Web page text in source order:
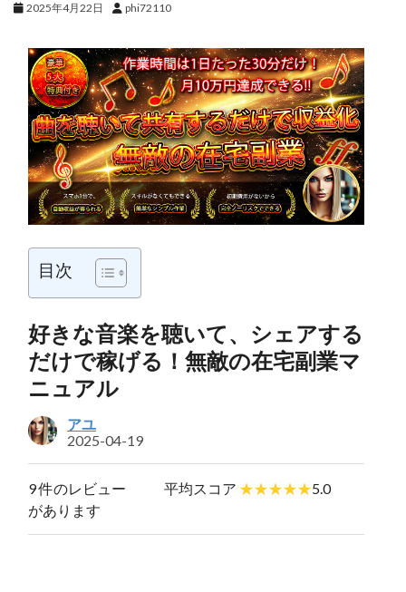
2025年4月22日 phi72110
目次
好きな音楽を聴いて、シェアする
だけで稼げる！無敵の在宅副業マ
ニュアル
アユ
2025-04-19
9 件のレビュー
があります
平均スコア 5.0